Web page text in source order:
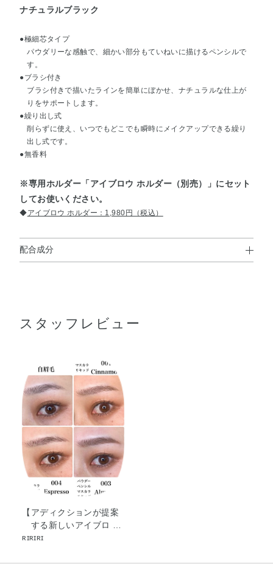
ナチュラルブラック
●極細芯タイプ
パウダリーな感触で、細かい部分もていねいに描けるペンシルで
す。
●ブラシ付き
ブラシ付きで描いたラインを簡単にぼかせ、ナチュラルな仕上が
りをサポートします。
●繰り出し式
削らずに使え、いつでもどこでも瞬時にメイクアップできる繰り
出し式です。
●無香料
※専用ホルダー「アイブロウ ホルダー（別売）」にセット
してお使いください。
◆アイブロウ ホルダー：1,980円（税込）
配合成分
BG・レシチン・水・水酸化Al・水添パーム核油・水添パー
スタッフレビュー
【アディクションが提案
する新しいアイブロ …
ʀɪʀɪʀɪ